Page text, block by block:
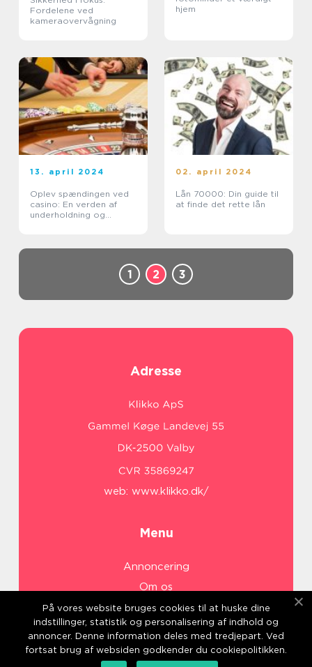
Fordelene ved
kameraovervågning
hjem
13. april 2024
Oplev spændingen ved
casino: En verden af
underholdning og
02. april 2024
Lån 70000: Din guide til
at finde det rette lån
1 2 3
Adresse
web: www.klikko.dk/
Menu
Annoncering
Om os
Cookies
Kontakt os
Sitemap
På vores website bruges cookies til at huske dine
indstillinger, statistik og personalisering af indhold og
annoncer. Denne information deles med tredjepart. Ved
fortsat brug af websiden godkender du cookiepolitikken.